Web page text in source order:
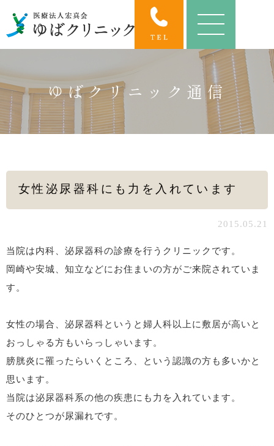
ゆばクリニック通信
女性泌尿器科にも力を入れています
2015.05.21
当院は内科、泌尿器科の診療を行うクリニックです。
岡崎や安城、知立などにお住まいの方がご来院されていま
す。
女性の場合、泌尿器科というと婦人科以上に敷居が高いと
おっしゃる方もいらっしゃいます。
膀胱炎に罹ったらいくところ、という認識の方も多いかと
思います。
当院は泌尿器科系の他の疾患にも力を入れています。
そのひとつが尿漏れです。